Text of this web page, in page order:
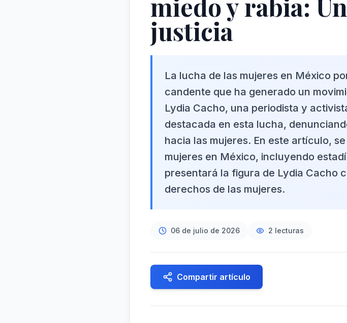
miedo y rabia:
justicia
La lucha de las mujeres en México
candente que ha generado un
Lydia Cacho, una periodista y
destacada en esta lucha,
hacia las mujeres. En este artículo,
mujeres en México, incluyendo
presentará la figura de Lydia Cacho
derechos de las mujeres.
06 de julio de 2026 2 lecturas
Compartir artículo